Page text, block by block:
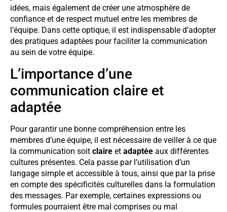
idées, mais également de créer une atmosphère de
confiance et de respect mutuel entre les membres de
l’équipe. Dans cette optique, il est indispensable d’adopter
des pratiques adaptées pour faciliter la communication
au sein de votre équipe.
L’importance d’une
communication claire et
adaptée
Pour garantir une bonne compréhension entre les
membres d’une équipe, il est nécessaire de veiller à ce que
la communication soit claire et adaptée aux différentes
cultures présentes. Cela passe par l’utilisation d’un
langage simple et accessible à tous, ainsi que par la prise
en compte des spécificités culturelles dans la formulation
des messages. Par exemple, certaines expressions ou
formules pourraient être mal comprises ou mal